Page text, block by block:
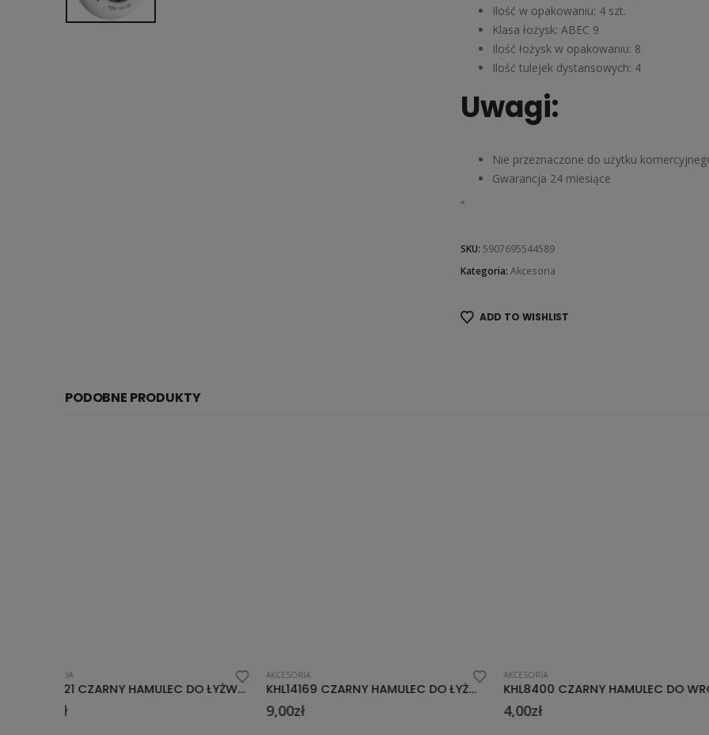
Ilość w opakowaniu: 4 szt.
Klasa łożysk: ABEC 9
Ilość łożysk w opakowaniu: 8
Ilość tulejek dystansowych: 4
Uwagi:
Nie przeznaczone do użytku
Gwarancja 24 miesiące
„
SKU: 5907695544589
Kategoria: Akcesoria
ADD TO WISHLIST
PODOBNE PRODUKTY
AKCESORIA
KHL14169 CZARNY HAMULEC DO ŁYŻWOROLKI S-M
9,00
AKCESORIA
KHL8400 CZARNY HAMULEC DO WROTKI 35-40
4,00
AKCESORIA
9,80